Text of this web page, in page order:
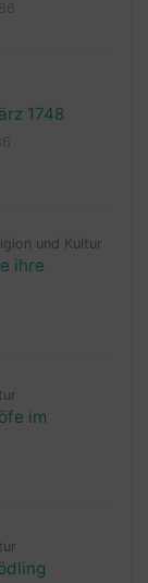
1748
und Kultur
ihre
im